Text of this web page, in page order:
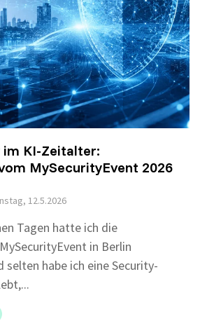
KI-Zeitalter:
MySecurityEvent 2026
12.5.2026
Tagen hatte ich die
in Berlin
selten habe ich eine Security-